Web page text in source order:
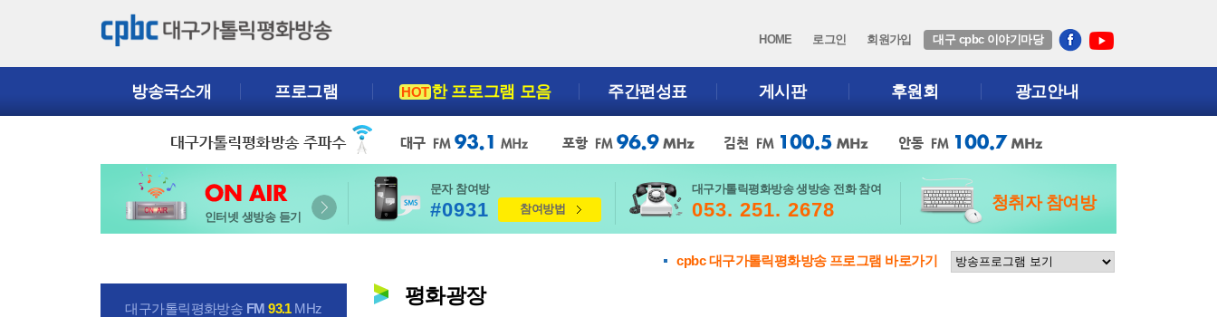
HOME 로그인 회원가입 대구 cpbc 이야기마당
방송국소개 프로그램 HOT한 프로그램 모음 주간편성표 게시판 후원회 광고안내
인터넷 생방송 듣기
문자 참여방
#0931 참여방법
대구가톨릭평화방송 생방송 전화 참여
053. 251. 2678 청취자 참여방
cpbc 대구가톨릭평화방송 프로그램 바로가기
대구가톨릭평화방송 FM93.1MHz
평화광장